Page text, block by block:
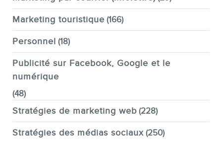
Marketing touristique (166)
Personnel (18)
Publicité sur Facebook, Google et le
numérique
(48)
Stratégies de marketing web (228)
Stratégies des médias sociaux (250)